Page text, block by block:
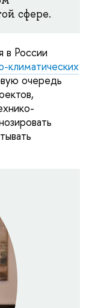
сфере.
в России
климатических
очередь